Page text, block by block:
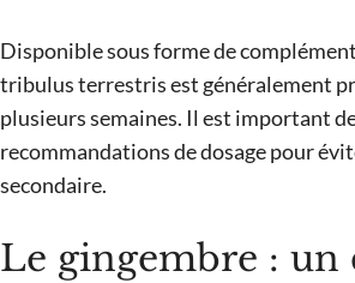
Disponible sous forme de
tribulus terrestris est généralement
plusieurs semaines. Il est important
recommandations de dosage pour
secondaire.
Le gingembre : un